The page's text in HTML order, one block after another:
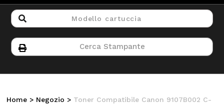
Home > Negozio > Toner Compatibile Canon 9107B002 C-